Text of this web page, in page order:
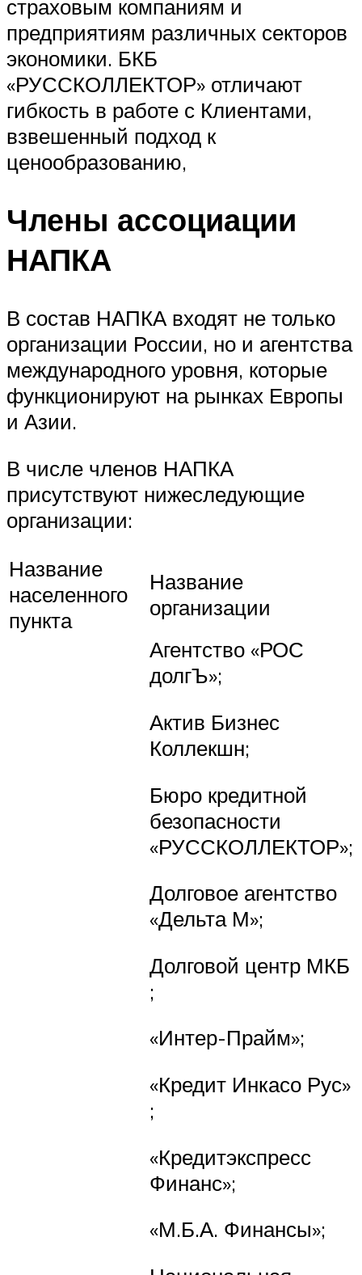
страховым компаниям и
предприятиям различных секторов
экономики. БКБ
«РУССКОЛЛЕКТОР» отличают
гибкость в работе с Клиентами,
взвешенный подход к
ценообразованию,
Члены ассоциации
НАПКА
В состав НАПКА входят не только
организации России, но и агентства
международного уровня, которые
функционируют на рынках Европы
и Азии.
В числе членов НАПКА
присутствуют нижеследующие
организации:
Название
населенного
пункта
Название
организации
Агентство «РОС
долгЪ»;
​Актив Бизнес
Коллекшн​;
Бюро кредитной
безопасности
«РУССКОЛЛЕКТОР»;
Долговое агентство
«Дельта М»​;
Долговой центр МКБ​
;
«Интер-Прайм»;
​«Кредит Инкасо Рус»​
;
«Кредитэкспресс
Финанс»;
«М.Б.А. Финансы»;